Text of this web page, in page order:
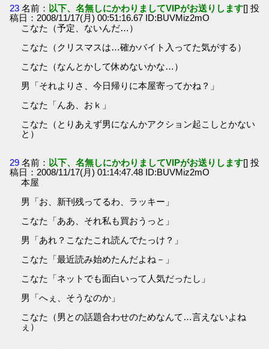
23 名前： 以下、名無しにかわりましてVIPがお送りします[] 投
稿日：2008/11/17(月) 00:51:16.67 ID:BUVMiz2mO
こなた（予定、ないんだ…）
こなた（クリスマスは…確かバイト入ってた気がする）
こなた（なんとかして休めないかな…）
男「それよりさ、今日帰りに本屋寄ってかね？」
こなた「んあ、おｋ」
こなた（とりあえず男になんかアクション起こしとかない
と）
29 名前： 以下、名無しにかわりましてVIPがお送りします[] 投
稿日：2008/11/17(月) 01:14:47.48 ID:BUVMiz2mO
本屋
男「お、新刊残ってるわ、ラッキー」
こなた「ああ、それ私も買おうっと」
男「あれ？こなたこれ読んでたっけ？」
こなた「最近読み始めたんだよね－」
こなた「ネットでも面白いって人気だったし」
男「へぇ、そうなのか」
こなた（男との話題合わせのためなんて…言えないよね
ぇ）